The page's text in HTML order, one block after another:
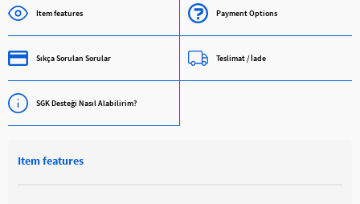
Item features Payment Options
Sıkça Sorulan Sorular Teslimat / İade
SGK Desteği Nasıl Alabilirim?
Item features